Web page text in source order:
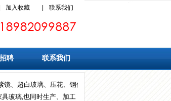
加入收藏 联系我们
聘 联系我们
白玻璃、压花、钢化、中空、艺术玻璃、夹胶玻璃、烤
也同时生产、加工，例如：茶几、餐桌、视听柜、套房